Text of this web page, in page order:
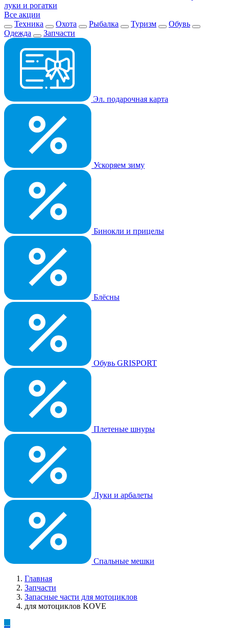
луки и рогатки
Все акции
Техника
Охота Рыбалка Туризм
Обувь
Одежда
Запчасти
Эл. подарочная карта
Ускоряем зиму
Бинокли и прицелы
Блёсны
Обувь GRISPORT
Плетеные шнуры
Луки и арбалеты
Спальные мешки
Главная
Запчасти
Запасные части для мотоциклов
для мотоциклов KOVE
...